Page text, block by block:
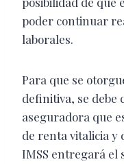
poder continuar
laborales.
Para que se
definitiva, se debe
aseguradora que
de renta vitalicia y
IMSS entregará el